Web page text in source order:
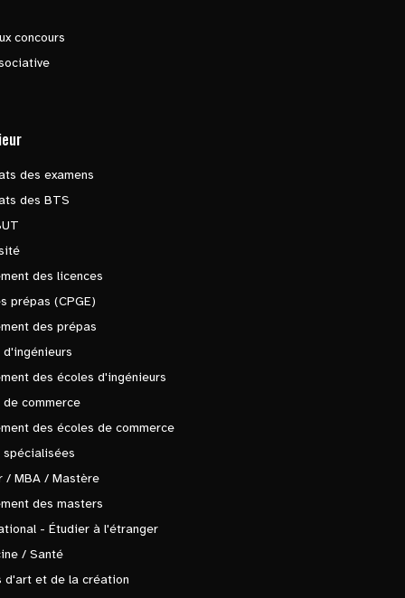
concours
des examens
des BTS
des licences
prépas (CPGE)
des prépas
d'ingénieurs
des écoles d'ingénieurs
de commerce
des écoles de commerce
spécialisées
/ MBA / Mastère
des masters
- Étudier à l'étranger
/ Santé
d'art et de la création